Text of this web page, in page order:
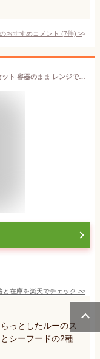
おすすめコメント (7件) >
ゴロッと具材入り スープカレー 冷凍 4食セット 容器のまま レンジで温めるだけ 本場北海道の味を楽しめる シーフード スープカレー,チキン スープカレー 各2個 カレー ギフト お礼 お返し 内祝い ご飯のお供 送料無料
と在庫を楽天でチェック >>
っとしたルーのス
シーフードの2種